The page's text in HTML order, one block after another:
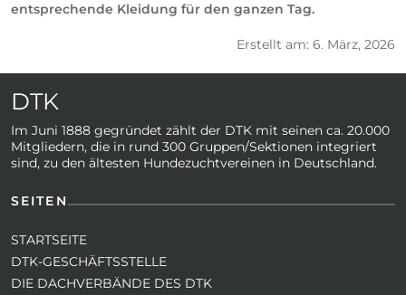
entsprechende Kleidung für den ganzen Tag.
Erstellt am: 6. März, 2026
DTK
Im Juni 1888 gegründet zählt der DTK mit seinen ca. 20.000
Mitgliedern, die in rund 300 Gruppen/Sektionen integriert
sind, zu den ältesten Hundezuchtvereinen in Deutschland.
SEITEN
STARTSEITE
DTK-GESCHÄFTSSTELLE
DIE DACHVERBÄNDE DES DTK